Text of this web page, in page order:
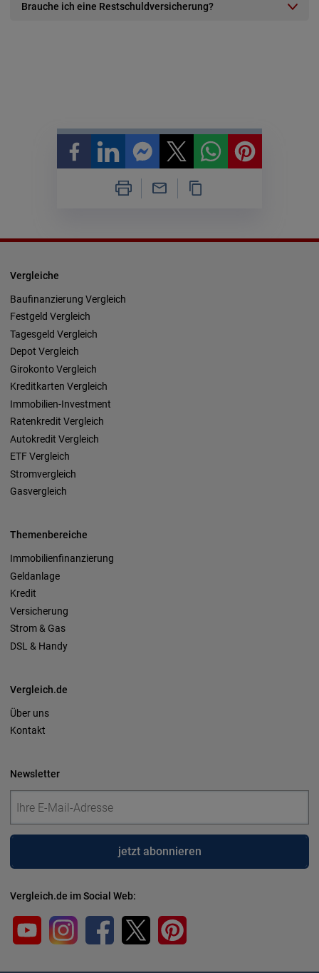
Brauche ich eine Restschuldversicherung?
Vergleiche
Baufinanzierung Vergleich
Festgeld Vergleich
Tagesgeld Vergleich
Depot Vergleich
Girokonto Vergleich
Kreditkarten Vergleich
Immobilien-Investment
Ratenkredit Vergleich
Autokredit Vergleich
ETF Vergleich
Stromvergleich
Gasvergleich
Themenbereiche
Immobilienfinanzierung
Geldanlage
Kredit
Versicherung
Strom & Gas
DSL & Handy
Vergleich.de
Über uns
Kontakt
Newsletter
jetzt abonnieren